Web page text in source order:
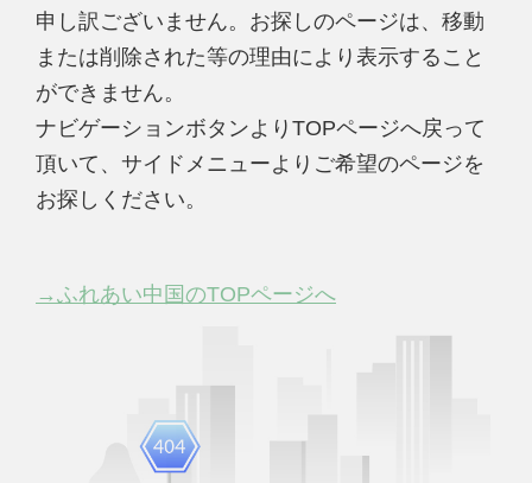
申し訳ございません。お探しのページは、移動
または削除された等の理由により表示すること
ができません。
ナビゲーションボタンよりTOPページへ戻って
頂いて、サイドメニューよりご希望のページを
お探しください。
→ふれあい中国のTOPページへ